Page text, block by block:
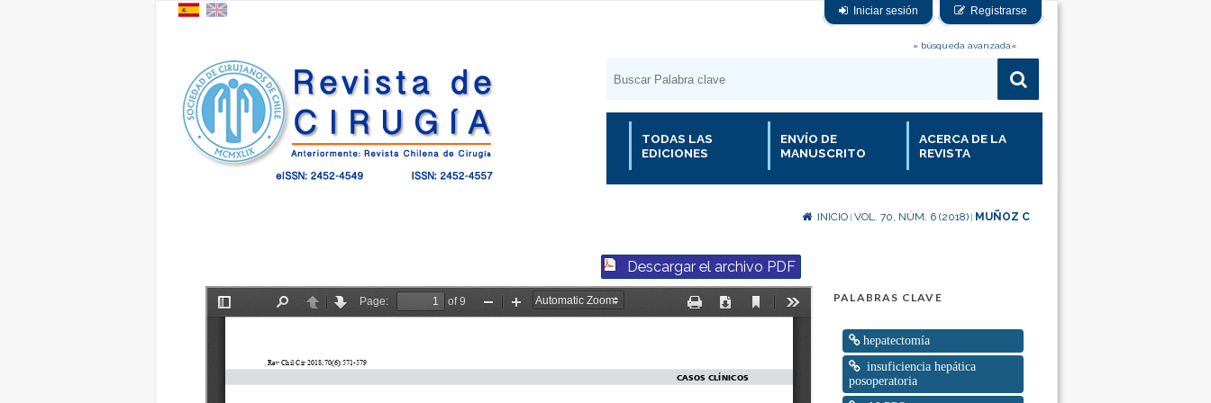
Iniciar sesión Registrarse
» búsqueda avanzada«
TODAS LAS
EDICIONES
ENVÍO DE
MANUSCRITO
ACERCA DE LA
REVISTA
INICIO VOL. 70, NÚM. 6 (2018) MUÑOZ C
PALABRAS CLAVE
hepatectomía
insuficiencia hepática
posoperatoria
Descargar el archivo PDF